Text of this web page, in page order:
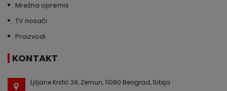
Mrežna oprema
TV nosači
Proizvodi
KONTAKT
Ljiljane Krstić 24, Zemun, 11080 Beograd, Srbija